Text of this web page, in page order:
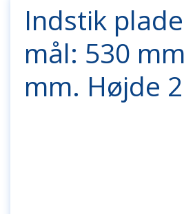
Indstik
mål: 530
mm. Højde